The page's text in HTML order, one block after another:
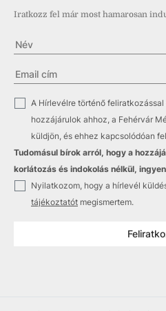
Iratkozz fel már most hamarosan
A Hírlevélre történő
hozzájárulok ahhoz, a Fehérvár
küldjön, és ehhez kapcsolódóan
Tudomásul bírok arról, hogy a
korlátozás és indokolás nélkül,
Nyilatkozom, hogy a hírlevél
tájékoztatót megismertem.